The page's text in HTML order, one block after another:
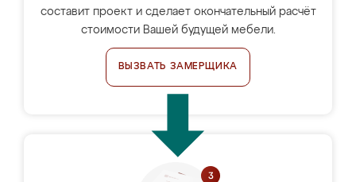
составит проект и сделает окончательный расчёт
стоимости Вашей будущей мебели.
ВЫЗВАТЬ ЗАМЕРЩИКА